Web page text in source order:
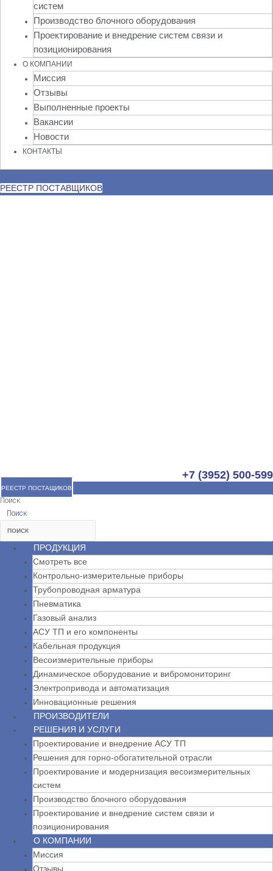
систем
Производство блочного оборудования
Проектирование и внедрение систем связи и
позиционирования
О КОМПАНИИ
Миссия
Отзывы
Выполненные проекты
Вакансии
Новости
КОНТАКТЫ
РЕЕСТР ПОСТАВЩИКОВ
+7 (3952) 500-599
РЕЕСТР ПОСТАЩИКОВ
Поиск
Поиск
ПРОДУКЦИЯ
Смотреть все
Контрольно-измерительные приборы
Трубопроводная арматура
Пневматика
Газовый анализ
АСУ ТП и его компоненты
Кабельная продукция
Весоизмерительные приборы
Динамическое оборудование и вибромониторинг
Электропривода и автоматизация
Инновационные решения
ПРОИЗВОДИТЕЛИ
РЕШЕНИЯ И УСЛУГИ
Проектирование и внедрение АСУ ТП
Решения для горно-обогатительной отрасли
Проектирование и модернизация весоизмерительных
систем
Производство блочного оборудования
Проектирование и внедрение систем связи и
позиционирования
О КОМПАНИИ
Миссия
Отзывы